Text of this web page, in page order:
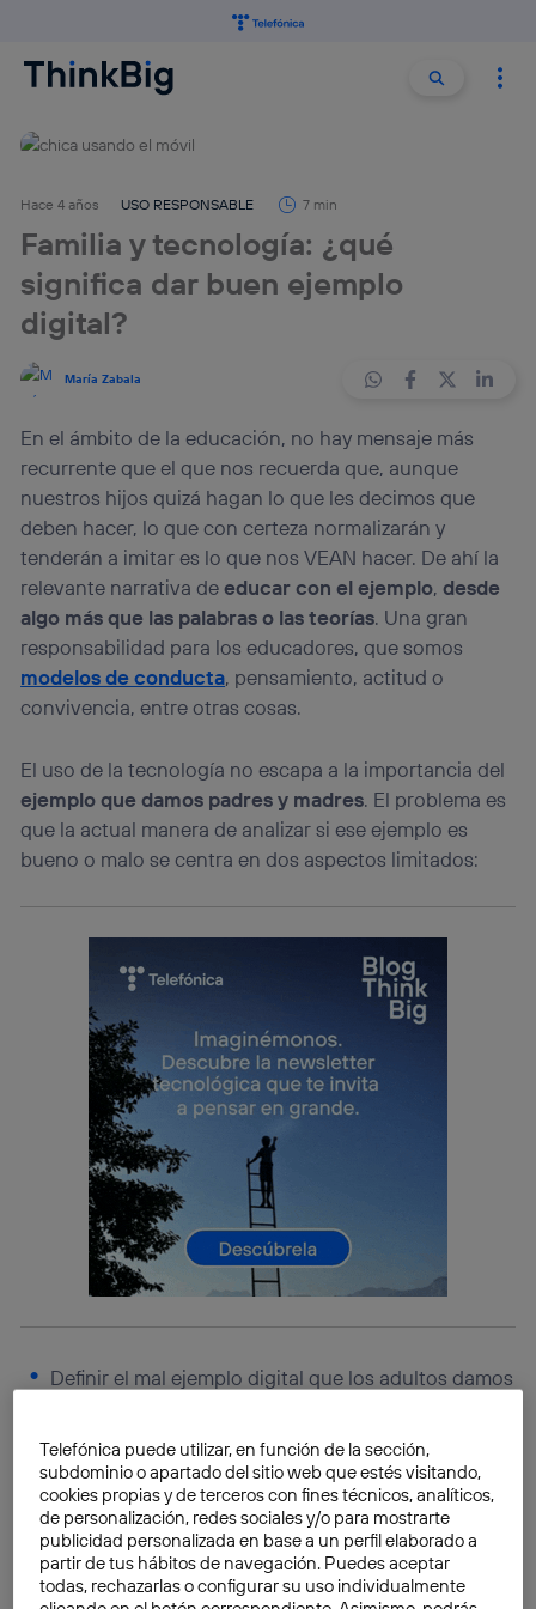
Buscar
Hace 4 años USO RESPONSABLE 7 min
Familia y tecnología: ¿qué
significa dar buen ejemplo
digital?
María Zabala
En el ámbito de la educación, no hay mensaje más
recurrente que el que nos recuerda que, aunque
nuestros hijos quizá hagan lo que les decimos que
deben hacer, lo que con certeza normalizarán y
tenderán a imitar es lo que nos VEAN hacer. De ahí la
relevante narrativa deeducar con el ejemplo,desde
algo más que las palabras o las teorías. Una gran
responsabilidad para los educadores, que somos
modelos de conducta, pensamiento, actitud o
convivencia, entre otras cosas.
El uso de la tecnología no escapa a la importancia del
ejemplo que damos padres y madres. El problema es
que la actual manera de analizar si ese ejemplo es
bueno o malo se centra en dos aspectos limitados:
Definir el mal ejemplo digital que los adultos damos
dedicado a mirar una pantalla
Reducir el concepto de “ejemplo”a lo que padres
y madres hacemos o no en el plano digital, sin tener
en cuenta lo que decimos o lo que sabemos.
Telefónica puede utilizar, en función de la sección,
subdominio o apartado del sitio web que estés visitando,
cookies propias y de terceros con fines técnicos, analíticos,
de personalización, redes sociales y/o para mostrarte
publicidad personalizada en base a un perfil elaborado a
partir de tus hábitos de navegación. Puedes aceptar
todas, rechazarlas o configurar su uso individualmente